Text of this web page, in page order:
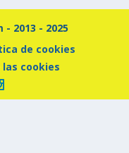
2013 - 2025
de cookies
cookies